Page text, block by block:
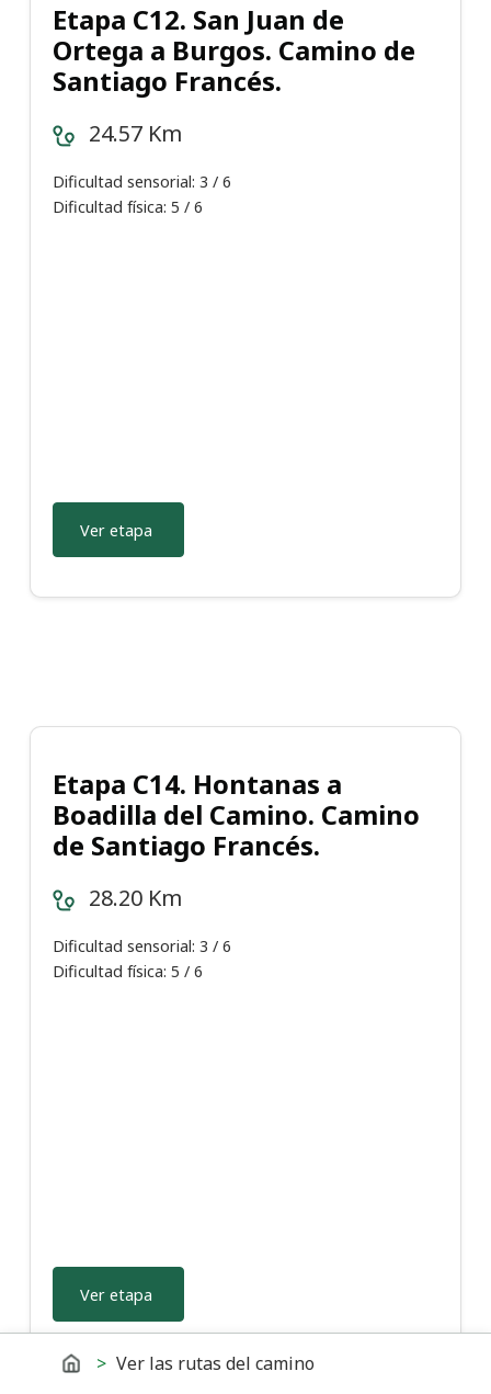
Te encuentras en
InicioVer las rutas del camino
Etapa C12. San Juan de
Ortega a Burgos. Camino de
Santiago Francés.
24.57 Km
Dificultad sensorial: 3 / 6
Dificultad física: 5 / 6
Ver etapa
Etapa C14. Hontanas a
Boadilla del Camino. Camino
de Santiago Francés.
28.20 Km
Dificultad sensorial: 3 / 6
Dificultad física: 5 / 6
Ver etapa